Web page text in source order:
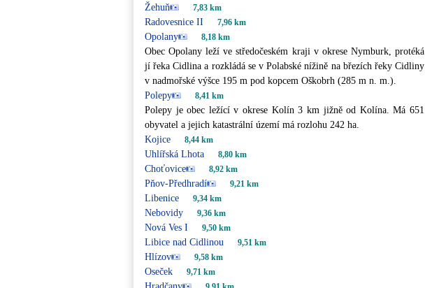
Žehuň 7,83 km
Radovesnice II 7,96 km
Opolany 8,18 km
Obec Opolany leží ve středočeském kraji v okrese Nymburk, protéká
jí řeka Cidlina a rozkládá se v Polabské nížině na březích řeky Cidliny
v nadmořské výšce 195 m pod kopcem Oškobrh (285 m n. m.).
Polepy
8,41 km
Polepy je obec ležící v okrese Kolín 3 km jižně od Kolína. Má 651
obyvatel a jejich katastrální území má rozlohu 242 ha.
Kojice
8,44 km
Uhlířská Lhota 8,80 km
Choťovice 8,92 km
Pňov-Předhradí 9,21 km
Libenice 9,34 km
Nebovidy 9,36 km
Nová Ves I 9,50 km
Libice nad Cidlinou 9,51 km
Hlízov 9,58 km
Oseček 9,71 km